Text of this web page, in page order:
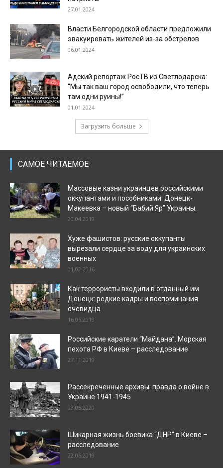
27.01.2024
Власти Белгородской области предложили
эвакуировать жителей из-за обстрелов
06.01.2024
Адский репортаж РосТВ из Светлодарска:
“Мы так ваш город освободили, что теперь
там одни руины!”
01.01.2024
Загрузить больше
САМОЕ ЧИТАЕМОЕ
Массовые казни украинцев российскими
оккупантами и пособниками. Донецк-
Макеевка – новый “Бабий Яр” Украины.
20.04.2019
Хуже фашистов: русские оккупанты
вырезали сердце за воду для украинских
военных
01.02.2016
Как террористы входили в отданный им
Донецк: редкие кадры и воспоминания
очевидца
16.06.2019
Российские каратели “Майдана”. Морская
пехота РФ в Киеве – расследование
27.11.2019
Рассекреченные архивы: правда о войне в
Украине 1941-1945
03.05.2020
Шикарная жизнь боевика “ДНР” в Киеве –
расследование
22.06.2019